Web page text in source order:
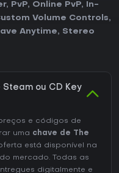
, PvP, Online PvP,
In-
Volume Controls,
Anytime, Stereo
ou CD Key
e códigos de
uma chave de The
está disponível na
mercado. Todas as
digitalmente e